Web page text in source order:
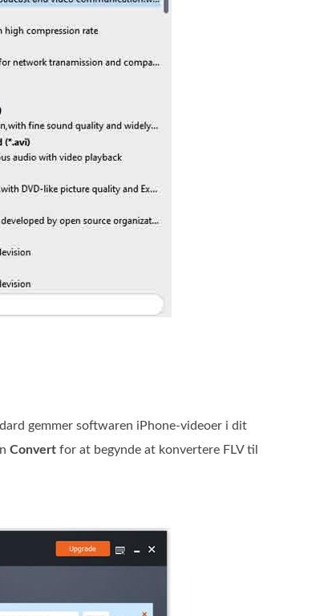
gemmer softwaren iPhone-videoer i dit
Convert for at begynde at konvertere FLV til